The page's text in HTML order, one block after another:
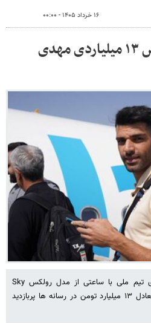
۱۶ خرداد ۱۴۰۵ - ۰۰:۰۰
عکس | ساعت رولکس ۱۳ میلیاردی مهدی
تصویری از مهدی طارمی در اردوی تیم ملی با ساعتی از مدل رولکس Sky
dweller به قیمت ۶۵ هزار دلار معادل ۱۳ میلیارد تومن در رسانه ها پربازدید